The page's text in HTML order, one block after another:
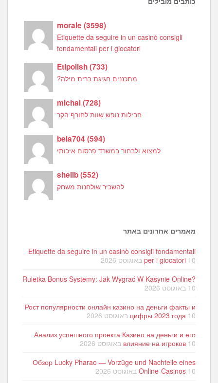
morale(3598)
Etiquette da seguire in un casinò consigli
fondamentali per i giocatori
Etipolish(733)
מתכננים חגיגת ברית מילה?
michal(728)
חבילות נופש שוות לחורף הקר
bela704(594)
למצוא ולבחור במשרד פרסום איכותי
shelib(552)
להשכיר שולחנות משחק
מאמרים אחרונים באתר
Etiquette da seguire in un casinò consigli fondamentali
per i giocatori 10 באוגוסט 2026
Ruletka Bonus Systemy: Jak Wygrać W Kasynie Online?
10 באוגוסט 2026
Рост популярности онлайн казино на деньги факты и
цифры 2023 года 10 באוגוסט 2026
Анализ успешного проекта Казино на деньги и его
влияние на игроков 10 באוגוסט 2026
Обзор Lucky Pharao — Vorzüge und Nachteile eines
Online-Casinos 10 באוגוסט 2026